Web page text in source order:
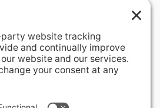
MD 20850-3121 USA
301 340 1914